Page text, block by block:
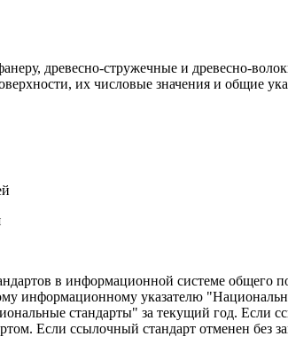
древесно-стружечные и древесно-
их числовые значения и общие
в информационной системе общего
информационному указателю
стандарты" за текущий год. Если
Если ссылочный стандарт отменен без